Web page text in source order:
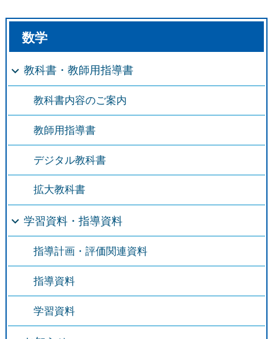
数学
教科書・教師用指導書
教科書内容のご案内
教師用指導書
デジタル教科書
拡大教科書
学習資料・指導資料
指導計画・評価関連資料
指導資料
学習資料